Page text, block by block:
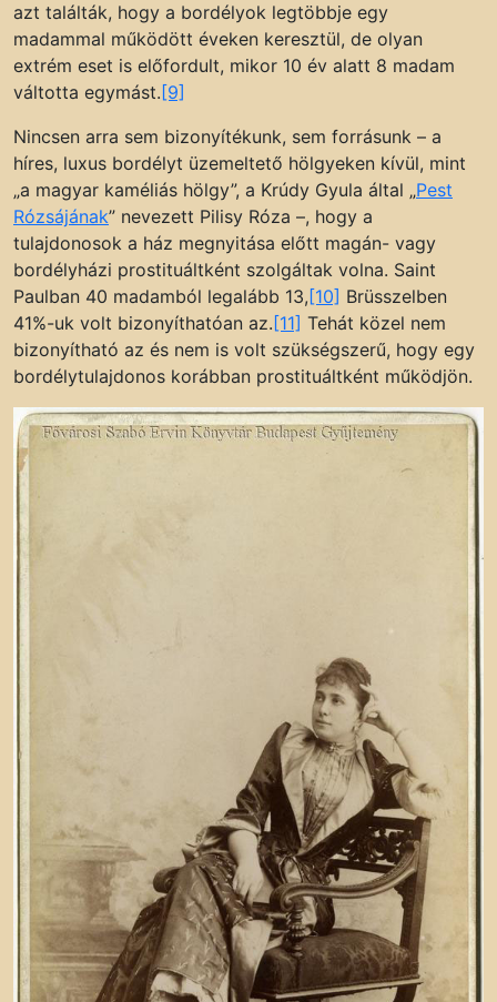
azt találták, hogy a bordélyok legtöbbje egy
madammal működött éveken keresztül, de olyan
extrém eset is előfordult, mikor 10 év alatt 8 madam
váltotta egymást. [9]
Nincsen arra sem bizonyítékunk, sem forrásunk – a
híres, luxus bordélyt üzemeltető hölgyeken kívül, mint
„a magyar kaméliás hölgy”, a Krúdy Gyula által „Pest
Rózsájának” nevezett Pilisy Róza –, hogy a
tulajdonosok a ház megnyitása előtt magán- vagy
bordélyházi prostituáltként szolgáltak volna. Saint
Paulban 40 madamból legalább 13, [10] Brüsszelben
41%-uk volt bizonyíthatóan az. [11] Tehát közel nem
bizonyítható az és nem is volt szükségszerű, hogy egy
bordélytulajdonos korábban prostituáltként működjön.